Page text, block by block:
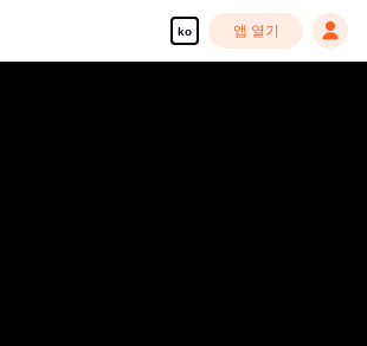
ko 앱 열기